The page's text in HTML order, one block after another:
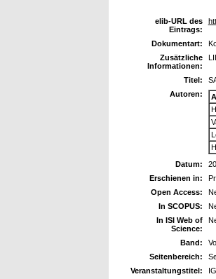
elib-URL des
Eintrags:
Dokumentart:
Zusätzliche
Informationen:
Titel:
Autoren:
Datum:
Erschienen in:
Open Access:
In SCOPUS:
In ISI Web of
Science:
Band:
Seitenbereich:
Veranstaltungstitel: